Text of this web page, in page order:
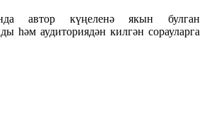
автор күңеленә якын булган
һәм аудиториядән килгән сорауларга